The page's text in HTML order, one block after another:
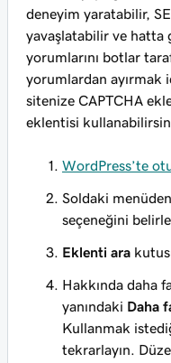
deneyim yaratabilir,
yavaşlatabilir ve hatta
yorumlarını botlar
yorumlardan ayırmak
sitenize CAPTCHA
eklentisi
WordPress’te
Soldaki menüden
seçeneğini
Eklenti ara
Hakkında daha
yanındaki Daha
Kullanmak
tekrarlayın.